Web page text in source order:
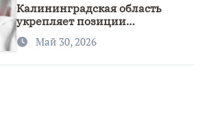
Калининградская область
укрепляет позиции
спортивного региона
Май 30, 2026